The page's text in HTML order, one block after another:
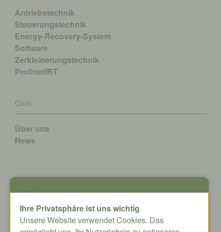
Antriebstechnik
Steuerungstechnik
Energy-Recovery-System
Software
Zerkleinerungstechnik
ProfinetIRT
Oxni
Über uns
News
Oxni GmbH
Klosterstrasse 34
Ihre Privatsphäre ist uns wichtig
Unsere Website verwendet Cookies. Das